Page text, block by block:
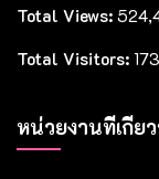
Total Views:
Total Visitors:
หน่วยงานที่เกี่ย